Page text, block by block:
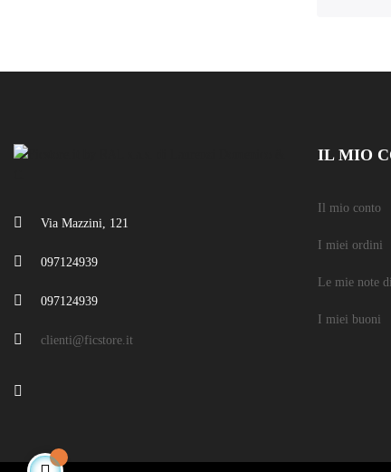
Via Mazzini, 121
097124939
097124939
clienti@ficstore.it
IL MIO
Il mio conto
I miei ordini
Le mie note
I miei buoni